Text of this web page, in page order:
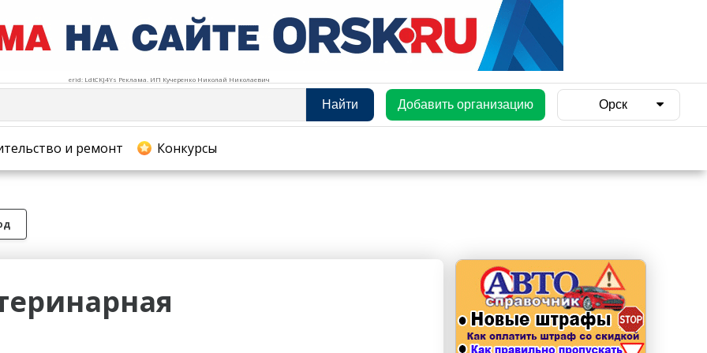
erid: LdtCKJ4Ys Реклама. ИП Кучеренко Николай Николаевич
Найти Добавить организацию Орск
и ремонт Конкурсы